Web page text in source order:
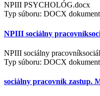
NPIII PSYCHOLÓG.docx
Typ súboru: DOCX
NPIII sociálny
NPIII sociálny
Typ súboru: DOCX
sociálny pracovník zastup.